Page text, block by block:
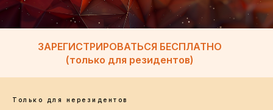
ЗАРЕГИСТРИРОВАТЬСЯ БЕСПЛАТНО
(только для резидентов)
Только для нерезидентов